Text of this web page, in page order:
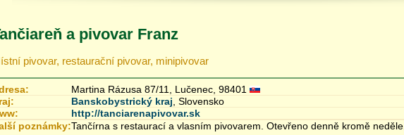
a pivovar Franz
pivovar, restaurační pivovar, minipivovar
Martina Rázusa 87/11, Lučenec, 98401
Banskobystrický kraj , Slovensko
http://tanciarenapivovar.sk
poznámky:Tančírna s restaurací a vlasním pivovarem. Otevřeno denně kromě neděle.